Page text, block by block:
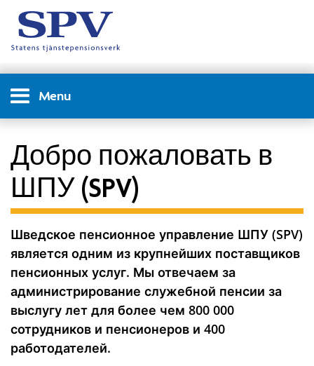
Menu
Добро пожаловать в
ШПУ (SPV)
Шведское пенсионное управление ШПУ (SPV)
является одним из крупнейших поставщиков
пенсионных услуг. Мы отвечаем за
администрирование служебной пенсии за
выслугу лет для более чем 800 000
сотрудников и пенсионеров и 400
работодателей.